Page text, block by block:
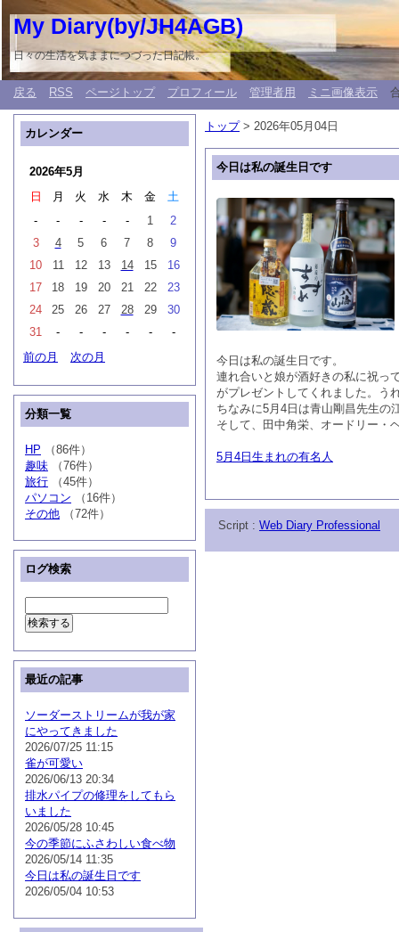
My Diary(by/JH4AGB)
日々の生活を気ままにつづった日記帳。
戻る RSS ページトップ プロフィール 管理者用 ミニ画像表示
トップ> 2026年05月04日
今日は私の誕生日です
今日は私の誕生日です。
連れ合いと娘が酒好きの私に祝っ
がプレゼントしてくれました。う
ちなみに5月4日は青山剛昌先生の
そして、田中角栄、オードリー・
5月4日生まれの有名人
カレンダー
2026年5月
日
月 火 水 木 金
土
-
- - - - 1
2
3
4 5 6 7 8
9
10
11 12 13 14 15
16
17
18 19 20 21 22
23
24
25 26 27 28 29
30
31
- - - - -
-
前の月
次の月
分類一覧
HP （86件）
趣味 （76件）
旅行 （45件）
パソコン （16件）
その他 （72件）
ログ検索
最近の記事
ソーダーストリームが我が家
にやってきました
2026/07/25 11:15
雀が可愛い
2026/06/13 20:34
排水パイプの修理をしてもら
いました
2026/05/28 10:45
今の季節にふさわしい食べ物
2026/05/14 11:35
今日は私の誕生日です
2026/05/04 10:53
Script : Web Diary Professional